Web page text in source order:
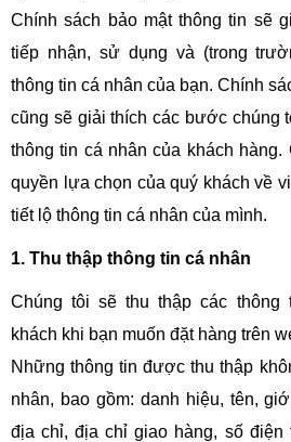
Chính sách bảo mật thông tin sẽ
tiếp nhận, sử dụng và (trong
thông tin cá nhân của bạn. Chính
cũng sẽ giải thích các bước chúng
thông tin cá nhân của khách hàng.
quyền lựa chọn của quý khách về
tiết lộ thông tin cá nhân của mình.
1. Thu thập thông tin cá nhân
Chúng tôi sẽ thu thập các thông
khách khi bạn muốn đặt hàng trên
Những thông tin được thu thập
nhân, bao gồm: danh hiệu, tên,
địa chỉ, địa chỉ giao hàng, số điện